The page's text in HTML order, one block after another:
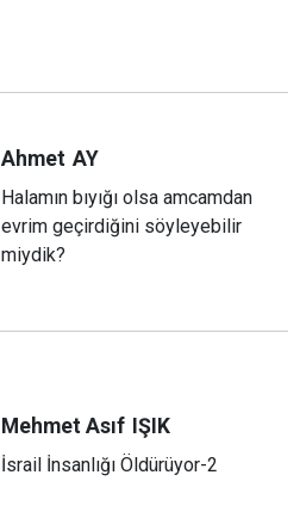
Ahmet AY
Halamın bıyığı olsa amcamdan
evrim geçirdiğini söyleyebilir
miydik?
Mehmet Asıf IŞIK
İsrail İnsanlığı Öldürüyor-2